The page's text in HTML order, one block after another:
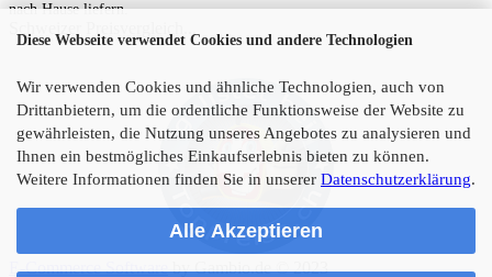
Diese Webseite verwendet Cookies und andere Technologien
Wir verwenden Cookies und ähnliche Technologien, auch von
Drittanbietern, um die ordentliche Funktionsweise der Website zu
gewährleisten, die Nutzung unseres Angebotes zu analysieren und
Ihnen ein bestmögliches Einkaufserlebnis bieten zu können.
Weitere Informationen finden Sie in unserer Datenschutzerklärung.
Alle Akzeptieren
nach Hause liefern.
E-Commerce Softwareby Gambio.de © 2023